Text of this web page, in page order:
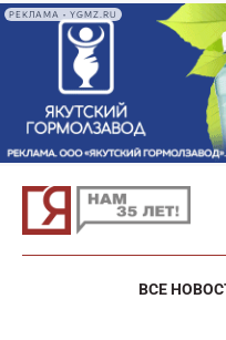
РЕКЛАМА • YGMZ.RU
ВСЕ